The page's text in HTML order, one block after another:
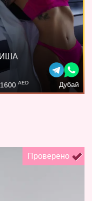
AED Дубай
Проверено